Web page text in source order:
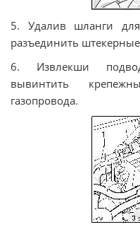
5. Удалив шланги
разъединить
6. Извлекши
вывинтить
газопровода.